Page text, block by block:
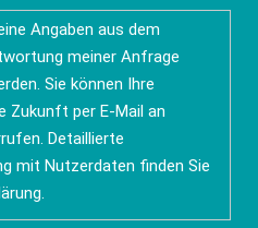
Angaben aus dem
meiner Anfrage
Sie können Ihre
Zukunft per E-Mail an
Detaillierte
mit Nutzerdaten finden Sie
.